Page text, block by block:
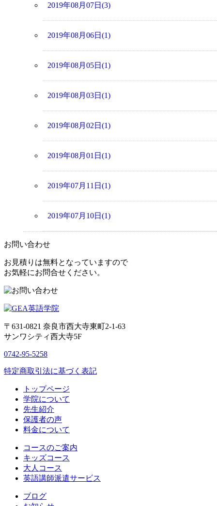
2019年08月07日(3)
2019年08月06日(1)
2019年08月05日(1)
2019年08月03日(1)
2019年08月02日(1)
2019年08月01日(1)
2019年07月11日(1)
2019年07月10日(1)
お問い合わせ
お見積りは無料となっていますので
お気軽にお問合せください。
〒631-0821 奈良市西大寺東町2-1-63
サンワシティ西大寺5F
0742-95-5258
特定商取引法に基づく表記
トップページ
学院について
先生紹介
保護者の声
料金について
コースのご案内
キッズコース
大人コース
英語講師派遣サービス
ブログ